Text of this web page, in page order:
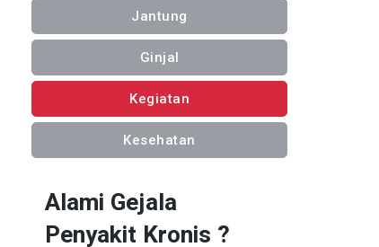
Jantung
Ginjal
Kegiatan
Kesehatan
Alami Gejala
Penyakit Kronis ?